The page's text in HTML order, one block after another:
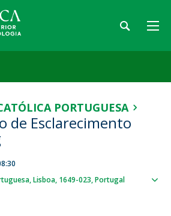
PORTUGUESA
de Esclarecimento
Lisboa 1649-023 Portugal